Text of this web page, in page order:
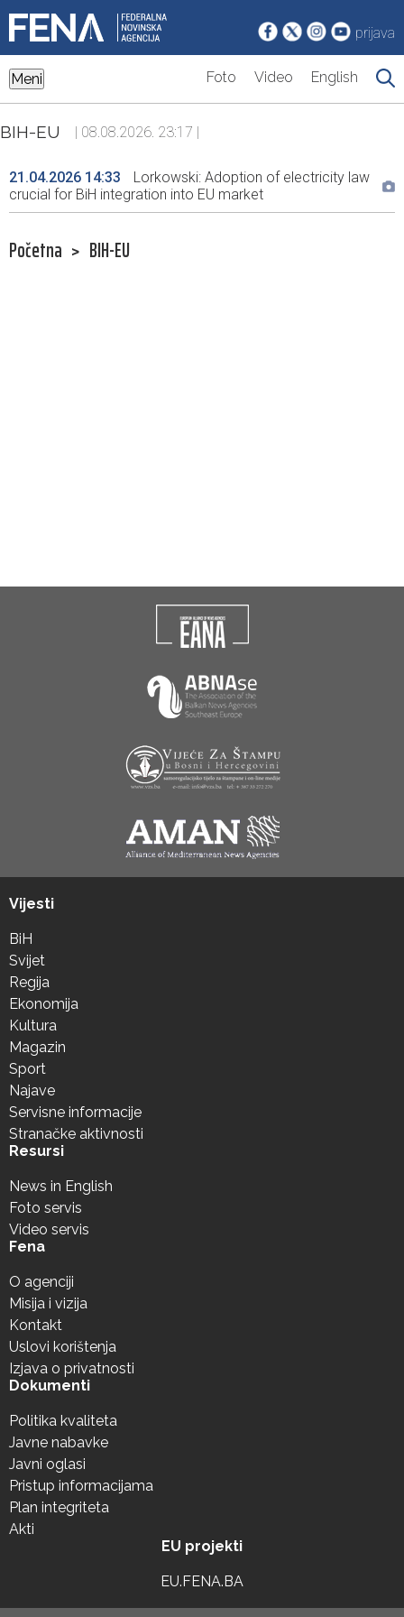
prijava
Meni Foto Video English
BIH-EU | 08.08.2026. 23:17 |
21.04.2026 14:33
Lorkowski: Adoption of electricity law
crucial for BiH integration into EU market
Početna > BIH-EU
Vijesti
BiH
Svijet
Regija
Ekonomija
Kultura
Magazin
Sport
Najave
Servisne informacije
Stranačke aktivnosti
Resursi
News in English
Foto servis
Video servis
Fena
O agenciji
Misija i vizija
Kontakt
Uslovi korištenja
Izjava o privatnosti
Dokumenti
Politika kvaliteta
Javne nabavke
Javni oglasi
Pristup informacijama
Plan integriteta
Akti
EU projekti
EU.FENA.BA